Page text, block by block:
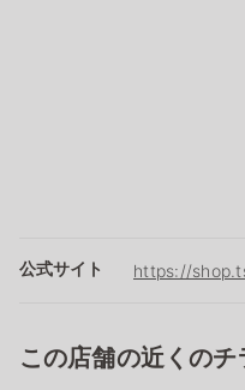
公式サイト https://
この店舗の近くのチ